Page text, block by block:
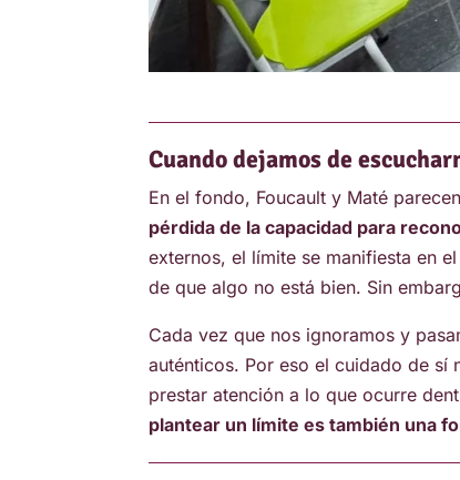
Cuando dejamos de
En el fondo, Foucault y Maté
pérdida de la capacidad para
externos, el límite se manifiesta en
de que algo no está bien. Sin
Cada vez que nos ignoramos y
auténticos. Por eso el cuidado de sí
prestar atención a lo que ocurre
plantear un límite es también una